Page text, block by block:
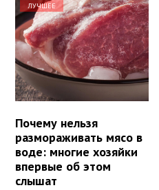
ЛУЧШЕЕ
Почему нельзя
размораживать мясо в
воде: многие хозяйки
впервые об этом
слышат